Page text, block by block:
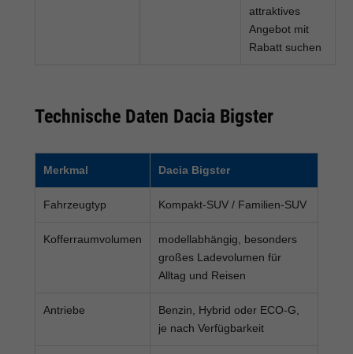
attraktives
Angebot mit
Rabatt suchen
Technische Daten Dacia Bigster
Merkmal Dacia Bigster
Fahrzeugtyp Kompakt-SUV / Familien-SUV
Kofferraumvolumen
modellabhängig, besonders
großes Ladevolumen für
Alltag und Reisen
Antriebe
Benzin, Hybrid oder ECO-G,
je nach Verfügbarkeit